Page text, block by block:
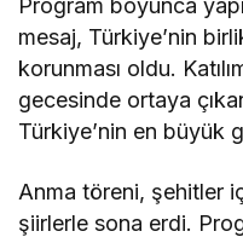
Program boyunca
mesaj, Türkiye’nin
korunması oldu.
gecesinde ortaya
Türkiye’nin en büyük
Anma töreni, şehitler
şiirlerle sona erdi.